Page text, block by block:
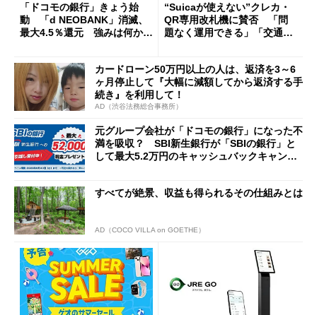
「ドコモの銀行」きょう始
動 「d NEOBANK」消滅、
最大4.5％還元 強みは何か解
“Suicaが使えない”クレカ・
QR専用改札機に賛否 「問
題なく運用できる」「交通系I
カードローン50万円以上の人は、返済を3～6
ヶ月停止して『大幅に減額してから返済する手
続き』を利用して！
AD（渋谷法務総合事務所）
元グループ会社が「ドコモの銀行」になった不
満を吸収？ SBI新生銀行が「SBIの銀行」と
して最大5.2万円のキャッシュバックキャンペ
すべてが絶景、収益も得られるその仕組みとは
AD（COCO VILLA on GOETHE）